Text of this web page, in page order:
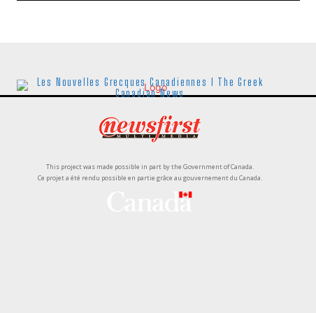
Les Nouvelles Grecques Canadiennes I The Greek
Canadian News
This project was made possible in part by the Government of Canada.
Ce projet a été rendu possible en partie grâce au gouvernement du Canada.